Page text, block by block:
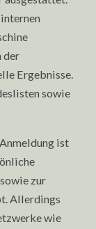
der
Ergebnisse.
sowie
ist
zur
Allerdings
wie